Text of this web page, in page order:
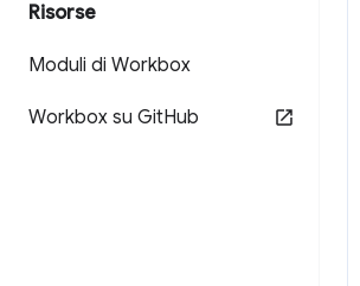
Risorse
Moduli di Workbox
Workbox su GitHub